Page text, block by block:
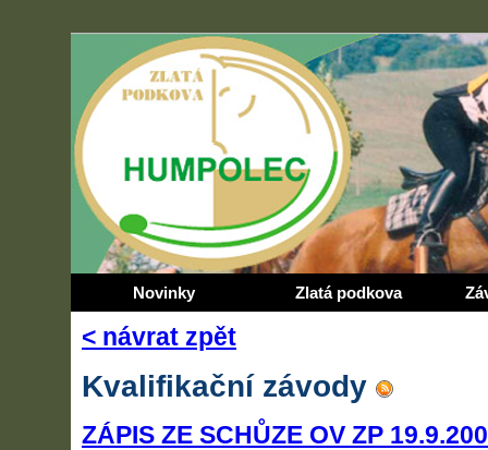
Novinky Zlatá podkova
< návrat zpět
Kvalifikační závody
ZÁPIS ZE SCHŮZE OV ZP